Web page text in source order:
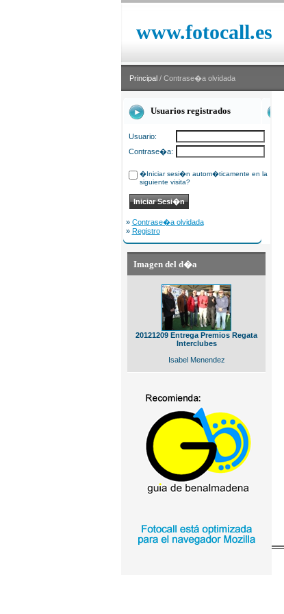
www.fotocall.es
Principal / Contrase�a olvidada
Usuarios registrados
Usuario:
Contrase�a:
�Iniciar sesi�n autom�ticamente en la
siguiente visita?
» Contrase�a olvidada
» Registro
Imagen del d�a
20121209 Entrega Premios Regata
Interclubes
Isabel Menendez